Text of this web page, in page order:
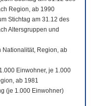
Region, ab 1990
Stichtag am 31.12 des
Altersgruppen und
Nationalität, Region, ab
Einwohner, je 1.000
ab 1981
(je 1.000 Einwohner)